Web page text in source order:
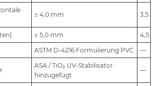
≥ 4,0 mm 3,5
≥ 5,0 mm
4,5
ASTM D-4216 Formulierung PVC —
ASA / TiO₂ UV-Stabilisator
hinzugefügt
—